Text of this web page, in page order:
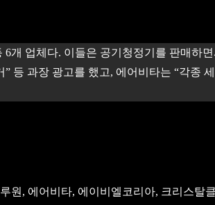
개 업체다. 이들은 공기청정기를 판매하
등 과장 광고를 했고, 에어비타는 “각종
원, 에어비타, 에이비엘코리아, 크리스탈